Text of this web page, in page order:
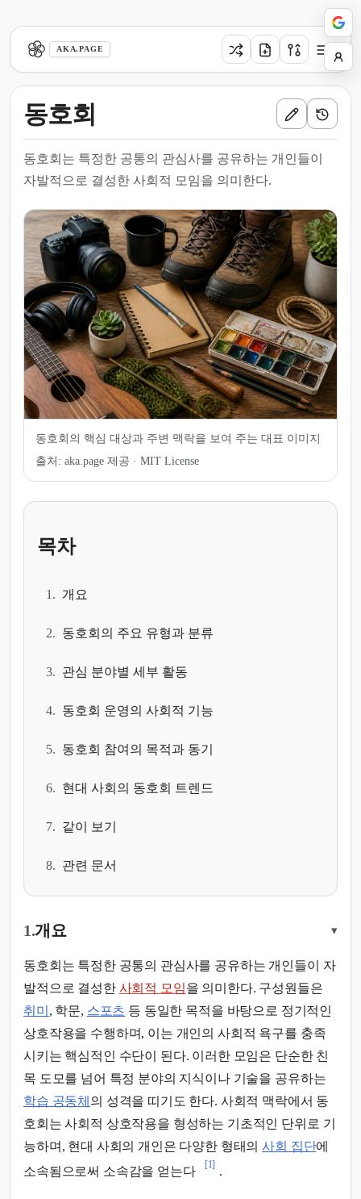
AKA.PAGE
동호회
동호회는 특정한 공통의 관심사를 공유하는 개인들이
자발적으로 결성한 사회적 모임을 의미한다.
동호회의 핵심 대상과 주변 맥락을 보여 주는 대표 이미지
출처: aka.page 제공 · MIT License
목차
1. 개요
2. 동호회의 주요 유형과 분류
3. 관심 분야별 세부 활동
4. 동호회 운영의 사회적 기능
5. 동호회 참여의 목적과 동기
6. 현대 사회의 동호회 트렌드
7. 같이 보기
8. 관련 문서
1.개요 ▾
동호회는 특정한 공통의 관심사를 공유하는 개인들이 자
발적으로 결성한 사회적 모임을 의미한다. 구성원들은
취미 , 학문, 스포츠 등 동일한 목적을 바탕으로 정기적인
상호작용을 수행하며, 이는 개인의 사회적 욕구를 충족
시키는 핵심적인 수단이 된다. 이러한 모임은 단순한 친
목 도모를 넘어 특정 분야의 지식이나 기술을 공유하는
학습 공동체 의 성격을 띠기도 한다. 사회적 맥락에서 동
호회는 사회적 상호작용을 형성하는 기초적인 단위로 기
능하며, 현대 사회의 개인은 다양한 형태의사회 집단에
소속됨으로써 소속감을 얻는다
[1]
.